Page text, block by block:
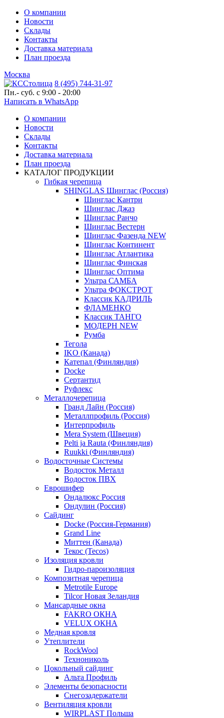
О компании
Новости
Склады
Контакты
Доставка материала
План проезда
Москва
8 (495) 744-31-97
Пн.- суб. с 9:00 - 20:00
Написать в WhatsApp
О компании
Новости
Склады
Контакты
Доставка материала
План проезда
КАТАЛОГ ПРОДУКЦИИ
Гибкая черепица
SHINGLAS Шинглас (Россия)
Шинглас Кантри
Шинглас Джаз
Шинглас Ранчо
Шинглас Вестерн
Шинглас Фазенда NEW
Шинглас Континент
Шинглас Атлантика
Шинглас Финская
Шинглас Оптима
Ультра САМБА
Ультра ФОКСТРОТ
Классик КАДРИЛЬ
ФЛАМЕНКО
Классик ТАНГО
МОДЕРН NEW
Румба
Тегола
IKO (Канада)
Катепал (Финляндия)
Docke
Сертантид
Руфлекс
Металлочерепица
Гранд Лайн (Россия)
Металлпрофиль (Россия)
Интерпрофиль
Mera System (Швеция)
Pelti ja Rauta (Финляндия)
Ruukki (Финляндия)
Водосточные Системы
Водосток Металл
Водосток ПВХ
Еврошифер
Ондалюкс Россия
Ондулин (Россия)
Сайдинг
Docke (Россия-Германия)
Grand Line
Миттен (Канада)
Текос (Tecos)
Изоляция кровли
Гидро-пароизоляция
Композитная черепица
Metrotile Europe
Tilcor Новая Зеландия
Мансардные окна
FAKRO ОКНА
VELUX ОКНА
Медная кровля
Утеплители
RockWool
Технониколь
Цокольный сайдинг
Альта Профиль
Элементы безопасности
Снегозадержатели
Вентиляция кровли
WIRPLAST Польша